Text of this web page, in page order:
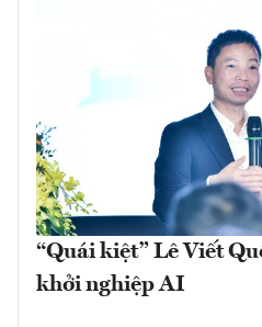
“Quái kiệt” Lê Viết
khởi nghiệp AI